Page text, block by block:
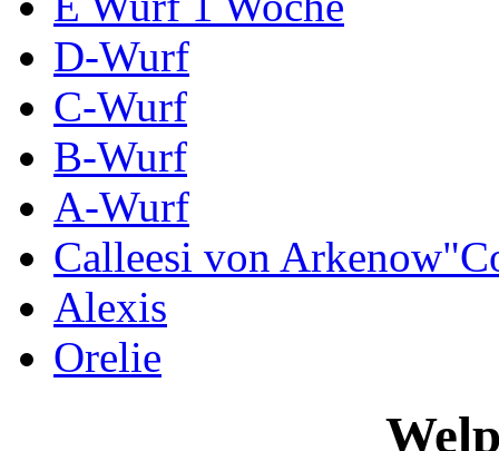
D-Wurf
C-Wurf
B-Wurf
A-Wurf
Calleesi von
Alexis
Orelie